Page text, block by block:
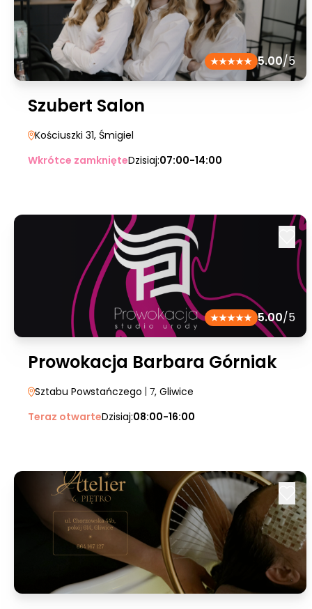
5.00/5
Szubert Salon
Kościuszki 31, Śmigiel
Wkrótce zamknięteDzisiaj:07:00-14:00
5.00/5
Prowokacja Barbara Górniak
Sztabu Powstańczego | 7, Gliwice
Teraz otwarteDzisiaj:08:00-16:00